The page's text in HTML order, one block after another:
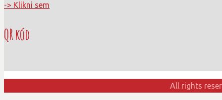
-> Klikni sem
QR kód
All rights